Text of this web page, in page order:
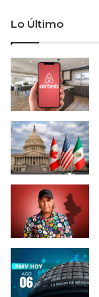
Lo Último